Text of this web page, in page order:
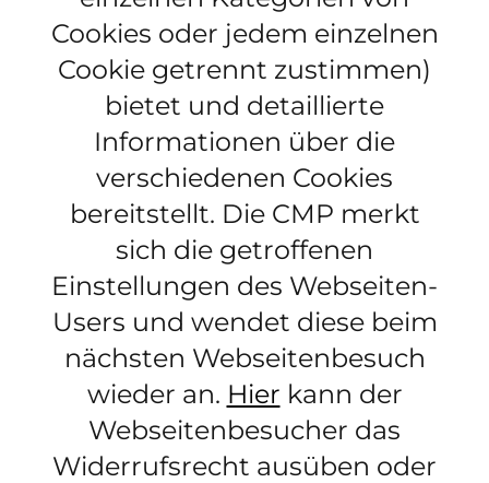
Cookies oder jedem einzelnen
Cookie getrennt zustimmen)
bietet und detaillierte
Informationen über die
verschiedenen Cookies
bereitstellt. Die CMP merkt
sich die getroffenen
Einstellungen des Webseiten-
Users und wendet diese beim
nächsten Webseitenbesuch
wieder an. Hier kann der
Webseitenbesucher das
Widerrufsrecht ausüben oder